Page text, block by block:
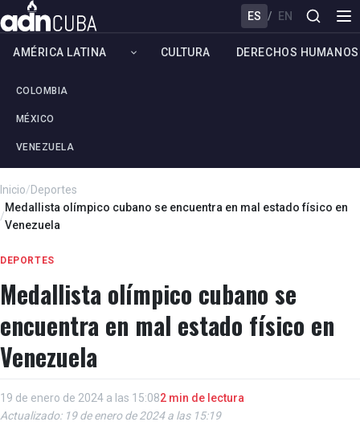
ES / EN
AMÉRICA LATINA
COLOMBIA
MÉXICO
VENEZUELA
CULTURA DERECHOS HUMANOS
Inicio/Deportes
/
Medallista olímpico cubano se encuentra en mal estado físico en
Venezuela
DEPORTES
Medallista olímpico cubano se
encuentra en mal estado físico en
Venezuela
19 de enero de 2024 a las 15:082 min de lectura
Actualizado: 19 de enero de 2024 a las 15:19